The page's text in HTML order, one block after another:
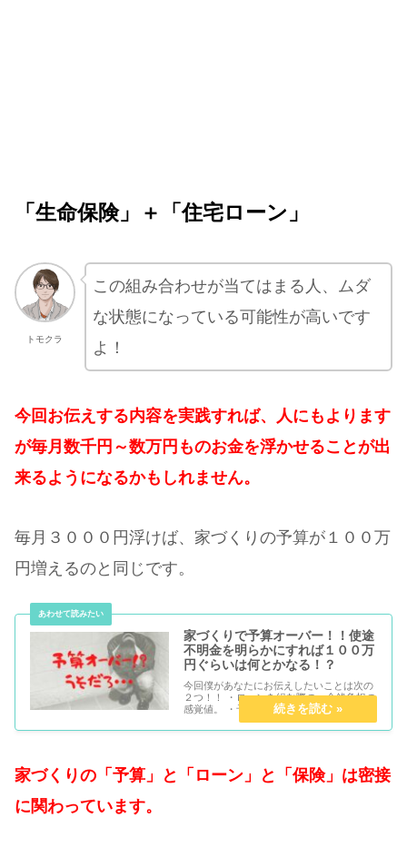
「生命保険」＋「住宅ローン」
トモクラ
この組み合わせが当てはまる人、ムダ
な状態になっている可能性が高いです
よ！
今回お伝えする内容を実践すれば、人にもよります
が毎月数千円～数万円ものお金を浮かせることが出
来るようになるかもしれません。
毎月３０００円浮けば、家づくりの予算が１００万
円増えるのと同じです。
家づくりで予算オーバー！！使途
不明金を明らかにすれば１００万
円ぐらいは何とかなる！？
今回僕があなたにお伝えしたいことは次の
２つ！！ ・ローンを組む際の、金銭負担の
感覚値。 ・予算オーバーした時に１００万
円を捻出する方法。 トモクラ 家づくりは
めちゃくちゃ楽しいですが、時にまったく
家づくりの「予算」と「ローン」と「保険」は密接
に関わっています。